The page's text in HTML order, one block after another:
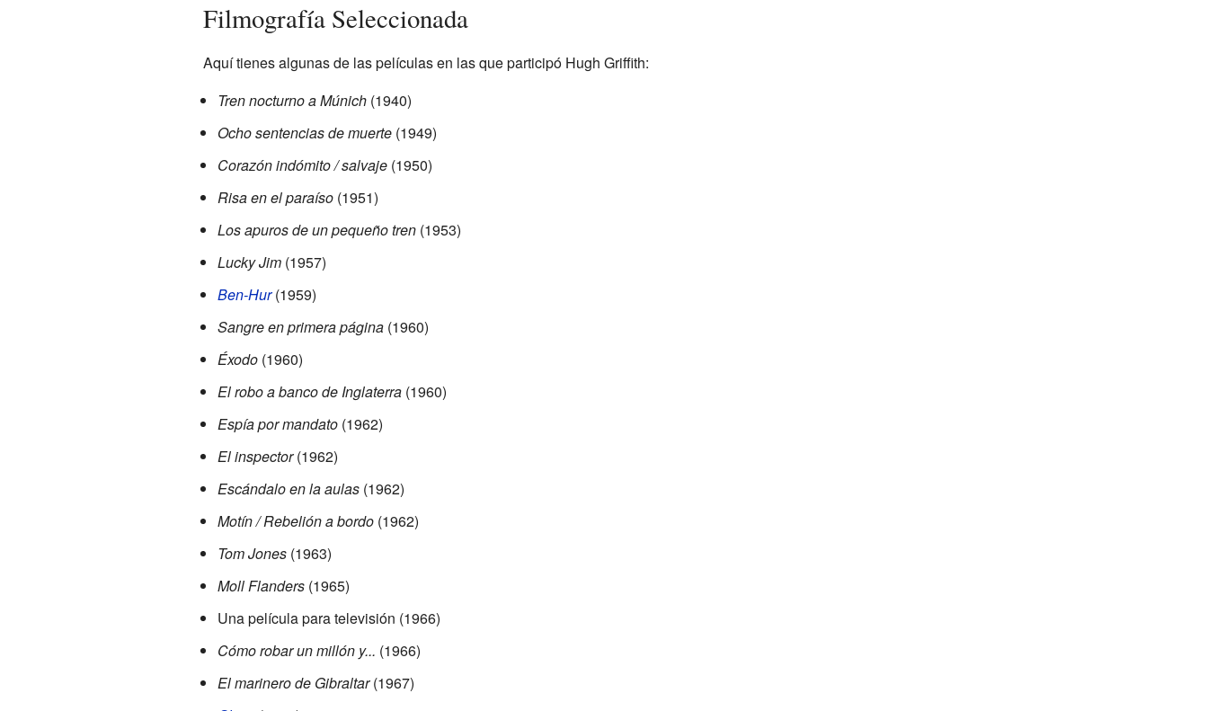
Filmografía Seleccionada
Aquí tienes algunas de las películas en las que participó Hugh Griffith:
Tren nocturno a Múnich(1940)
Ocho sentencias de muerte(1949)
Corazón indómito / salvaje(1950)
Risa en el paraíso(1951)
Los apuros de un pequeño tren(1953)
Lucky Jim(1957)
Ben-Hur(1959)
Sangre en primera página(1960)
Éxodo(1960)
El robo a banco de Inglaterra(1960)
Espía por mandato(1962)
El inspector(1962)
Escándalo en la aulas(1962)
Motín / Rebelión a bordo(1962)
Tom Jones(1963)
Moll Flanders(1965)
Una película para televisión (1966)
Cómo robar un millón y... (1966)
El marinero de Gibraltar(1967)